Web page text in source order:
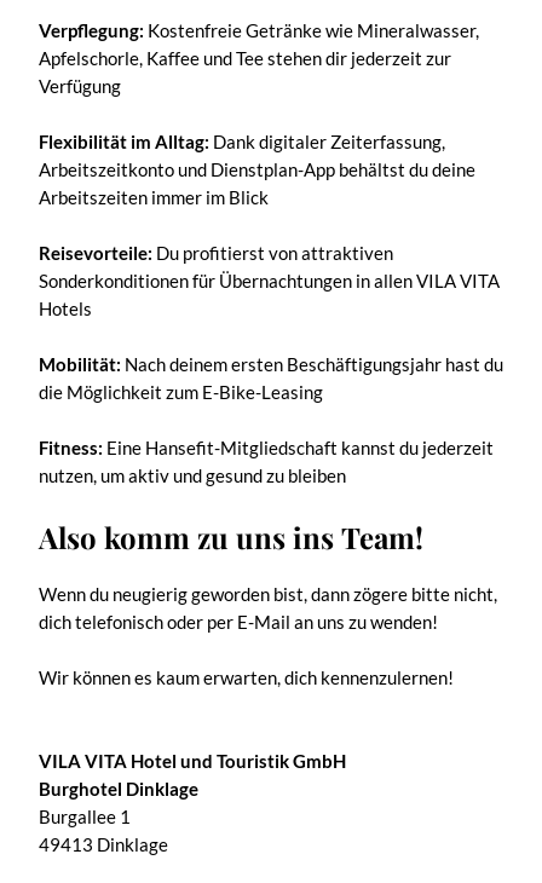
Verpflegung: Kostenfreie Getränke wie Mineralwasser,
Apfelschorle, Kaffee und Tee stehen dir jederzeit zur
Verfügung
Flexibilität im Alltag: Dank digitaler Zeiterfassung,
Arbeitszeitkonto und Dienstplan-App behältst du deine
Arbeitszeiten immer im Blick
Reisevorteile: Du profitierst von attraktiven
Sonderkonditionen für Übernachtungen in allen VILA VITA
Hotels
Mobilität: Nach deinem ersten Beschäftigungsjahr hast du
die Möglichkeit zum E-Bike-Leasing
Fitness: Eine Hansefit-Mitgliedschaft kannst du jederzeit
nutzen, um aktiv und gesund zu bleiben
Also komm zu uns ins Team!
Wenn du neugierig geworden bist, dann zögere bitte nicht,
dich telefonisch oder per E-Mail an uns zu wenden!
Wir können es kaum erwarten, dich kennenzulernen!
VILA VITA Hotel und Touristik GmbH
Burghotel Dinklage
Burgallee 1
49413 Dinklage